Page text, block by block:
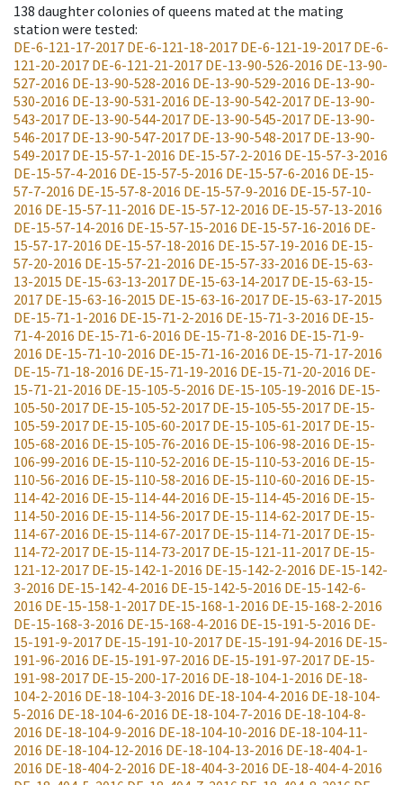
138 daughter colonies of queens mated at the mating
station were tested:
DE-6-121-17-2017 DE-6-121-18-2017 DE-6-121-19-2017 DE-6-
121-20-2017 DE-6-121-21-2017 DE-13-90-526-2016 DE-13-90-
527-2016 DE-13-90-528-2016 DE-13-90-529-2016 DE-13-90-
530-2016 DE-13-90-531-2016 DE-13-90-542-2017 DE-13-90-
543-2017 DE-13-90-544-2017 DE-13-90-545-2017 DE-13-90-
546-2017 DE-13-90-547-2017 DE-13-90-548-2017 DE-13-90-
549-2017 DE-15-57-1-2016 DE-15-57-2-2016 DE-15-57-3-2016
DE-15-57-4-2016 DE-15-57-5-2016 DE-15-57-6-2016 DE-15-
57-7-2016 DE-15-57-8-2016 DE-15-57-9-2016 DE-15-57-10-
2016 DE-15-57-11-2016 DE-15-57-12-2016 DE-15-57-13-2016
DE-15-57-14-2016 DE-15-57-15-2016 DE-15-57-16-2016 DE-
15-57-17-2016 DE-15-57-18-2016 DE-15-57-19-2016 DE-15-
57-20-2016 DE-15-57-21-2016 DE-15-57-33-2016 DE-15-63-
13-2015 DE-15-63-13-2017 DE-15-63-14-2017 DE-15-63-15-
2017 DE-15-63-16-2015 DE-15-63-16-2017 DE-15-63-17-2015
DE-15-71-1-2016 DE-15-71-2-2016 DE-15-71-3-2016 DE-15-
71-4-2016 DE-15-71-6-2016 DE-15-71-8-2016 DE-15-71-9-
2016 DE-15-71-10-2016 DE-15-71-16-2016 DE-15-71-17-2016
DE-15-71-18-2016 DE-15-71-19-2016 DE-15-71-20-2016 DE-
15-71-21-2016 DE-15-105-5-2016 DE-15-105-19-2016 DE-15-
105-50-2017 DE-15-105-52-2017 DE-15-105-55-2017 DE-15-
105-59-2017 DE-15-105-60-2017 DE-15-105-61-2017 DE-15-
105-68-2016 DE-15-105-76-2016 DE-15-106-98-2016 DE-15-
106-99-2016 DE-15-110-52-2016 DE-15-110-53-2016 DE-15-
110-56-2016 DE-15-110-58-2016 DE-15-110-60-2016 DE-15-
114-42-2016 DE-15-114-44-2016 DE-15-114-45-2016 DE-15-
114-50-2016 DE-15-114-56-2017 DE-15-114-62-2017 DE-15-
114-67-2016 DE-15-114-67-2017 DE-15-114-71-2017 DE-15-
114-72-2017 DE-15-114-73-2017 DE-15-121-11-2017 DE-15-
121-12-2017 DE-15-142-1-2016 DE-15-142-2-2016 DE-15-142-
3-2016 DE-15-142-4-2016 DE-15-142-5-2016 DE-15-142-6-
2016 DE-15-158-1-2017 DE-15-168-1-2016 DE-15-168-2-2016
DE-15-168-3-2016 DE-15-168-4-2016 DE-15-191-5-2016 DE-
15-191-9-2017 DE-15-191-10-2017 DE-15-191-94-2016 DE-15-
191-96-2016 DE-15-191-97-2016 DE-15-191-97-2017 DE-15-
191-98-2017 DE-15-200-17-2016 DE-18-104-1-2016 DE-18-
104-2-2016 DE-18-104-3-2016 DE-18-104-4-2016 DE-18-104-
5-2016 DE-18-104-6-2016 DE-18-104-7-2016 DE-18-104-8-
2016 DE-18-104-9-2016 DE-18-104-10-2016 DE-18-104-11-
2016 DE-18-104-12-2016 DE-18-104-13-2016 DE-18-404-1-
2016 DE-18-404-2-2016 DE-18-404-3-2016 DE-18-404-4-2016